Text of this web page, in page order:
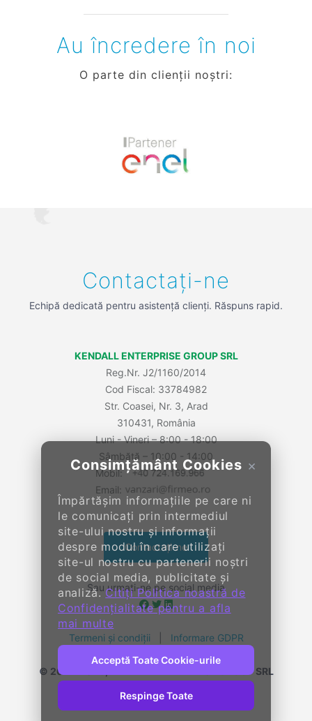
×
Consimțământ Cookies
Împărtășim informațiile pe care ni
le comunicați prin intermediul
site-ului nostru și informații
despre modul în care utilizați
site-ul nostru cu partenerii noștri
de social media, publicitate și
analiză.Citiți Politica noastră de
Confidențialitate pentru a afla
mai multe
Acceptă Toate Cookie-urile
Respinge Toate
Au încredere în noi
O parte din clienții noștri:
Contactați-ne
Echipă dedicată pentru asistență clienți. Răspuns rapid.
KENDALL ENTERPRISE GROUP SRL
Reg.Nr. J2/1160/2014
Cod Fiscal: 33784982
Str. Coasei, Nr. 3, Arad
310431, România
Luni - Vineri – 8:00 - 18:00
Sâmbătă – 10:00 - 14:00
Mobil:
Email:
Contactați-ne
Sau urmați-ne pe social media
Termeni și condiții Informare GDPR
© 2014-
2026, KENDALL ENTERPRISE GROUP SRL